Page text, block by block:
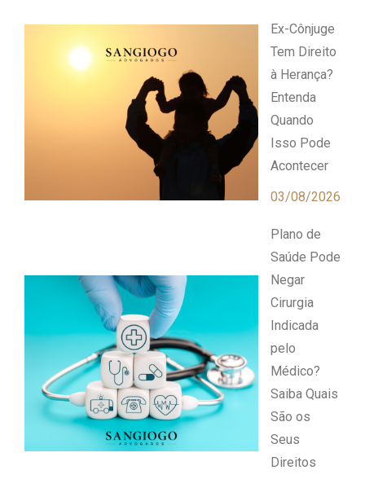
Ex-Cônjuge
Tem Direito
à Herança?
Entenda
Quando
Isso Pode
Acontecer
03/08/2026
Plano de
Saúde Pode
Negar
Cirurgia
Indicada
pelo
Médico?
Saiba Quais
São os
Seus
Direitos